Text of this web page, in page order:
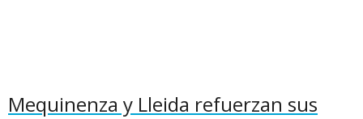
Mequinenza y Lleida refuerzan sus